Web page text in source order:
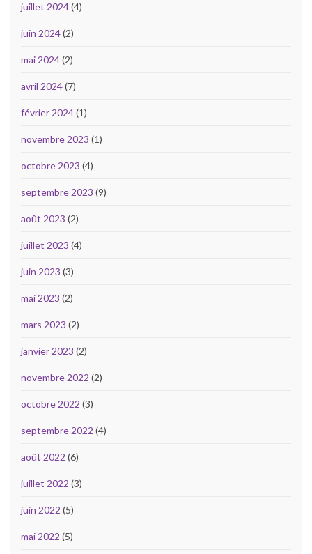
juillet 2024(4)
juin 2024(2)
mai 2024(2)
avril 2024(7)
février 2024(1)
novembre 2023 (1)
octobre 2023 (4)
septembre 2023 (9)
août 2023 (2)
juillet 2023 (4)
juin 2023 (3)
mai 2023 (2)
mars 2023 (2)
janvier 2023 (2)
novembre 2022 (2)
octobre 2022 (3)
septembre 2022 (4)
août 2022 (6)
juillet 2022 (3)
juin 2022 (5)
mai 2022 (5)